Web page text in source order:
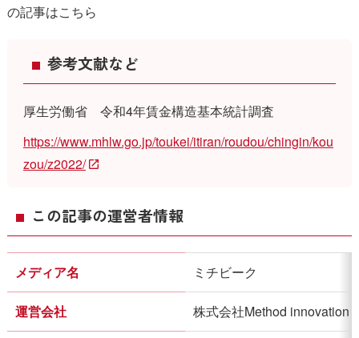
の記事はこちら
参考文献など
厚生労働省 令和4年賃金構造基本統計調査
https://www.mhlw.go.jp/toukei/itiran/roudou/chingin/kou
zou/z2022/
この記事の運営者情報
メディア名 ミチビーク
運営会社 株式会社Method innovation